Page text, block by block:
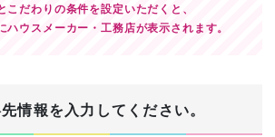
こだわりの条件を設定いただくと、
ハウスメーカー・工務店が表示されます。
情報を入力してください。